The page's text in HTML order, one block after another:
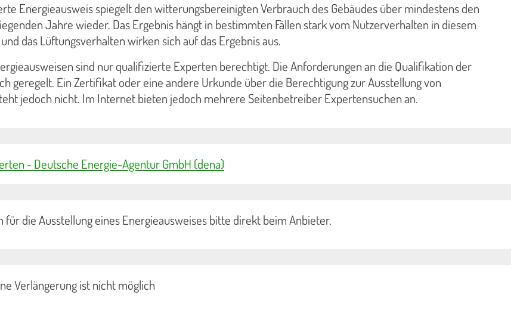
Energieausweis spiegelt den witterungsbereinigten Verbrauch des Gebäudes über mindestens den
Jahre wieder. Das Ergebnis hängt in bestimmten Fällen stark vom Nutzerverhalten in diesem
das Lüftungsverhalten wirken sich auf das Ergebnis aus.
sind nur qualifizierte Experten berechtigt. Die Anforderungen an die Qualifikation der
geregelt. Ein Zertifikat oder eine andere Urkunde über die Berechtigung zur Ausstellung von
jedoch nicht. Im Internet bieten jedoch mehrere Seitenbetreiber Expertensuchen an.
- Deutsche Energie-Agentur GmbH (dena)
für die Ausstellung eines Energieausweises bitte direkt beim Anbieter.
Verlängerung ist nicht möglich